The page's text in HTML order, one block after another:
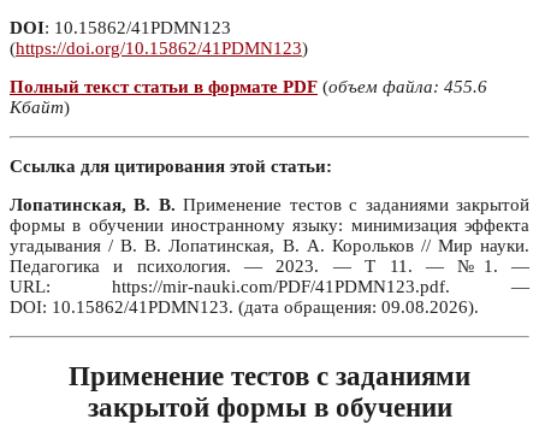
DOI: 10.15862/41PDMN123
(https://doi.org/10.15862/41PDMN123)
Полный текст статьи в формате PDF (объем файла: 455.6
Кбайт)
Ссылка для цитирования этой статьи:
Лопатинская, В. В. Применение тестов с заданиями закрытой
формы в обучении иностранному языку: минимизация эффекта
угадывания / В. В. Лопатинская, В. А. Корольков // Мир науки.
Педагогика и психология. — 2023. — Т 11. — №1. —
URL: https://mir-nauki.com/PDF/41PDMN123.pdf. —
DOI: 10.15862/41PDMN123. (дата обращения: 09.08.2026).
Применение тестов с заданиями
закрытой формы в обучении